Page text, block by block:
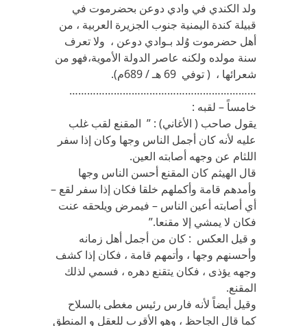
ولد الكندي في وادي دوعن بحضرموت في
قبيلة كندة اليمنية جنوب الجزيرة العربية ، من
أهل حضرموت وُلد بـوادي دوعن ، ولا تعرف
سنة مولده ولكنه عاصر الدولة الأموية،فهو من
شعرائها ، ( توفي 69 هـ / 689م).
………………………………………………………
خامساً – لقبه :
يقول صاحب ( الأغاني) : ” المقنع لقب غلب
عليه لأنه كان أجمل الناس وجها وكان إذا سفر
اللثام عن وجهه أصابته العين.
قال الهيثم كان المقنع أحسن الناس وجها
وأمدهم قامة وأكملهم خلقا فكان إذا سفر لقع –
أي أصابته أعين الناس – فيمرض ويلحقه عنت
فكان لا يمشي إلا مقنعا.”
و قيل العكس : كان من أجمل أهل زمانه
وأحسنهم وجها ، وأتمهم قامة ، فكان إذا كشف
وجهه يؤذى ، فكان يتقنع دهره ، فسمي لذلك
المقنع.
وقيل أيضاً لأنه فارس رئيس مغطى بالسلاح
كما قال الجاحظ ، وهو الأقرب للعقل و المنطق